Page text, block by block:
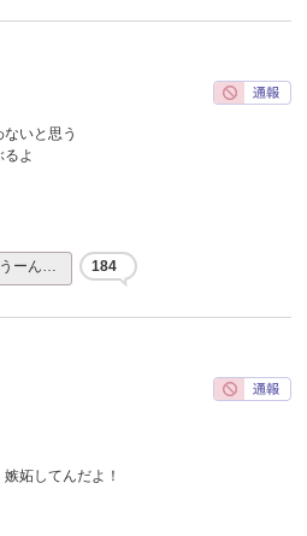
いと思う
よ
うーん… 184
妬してんだよ！